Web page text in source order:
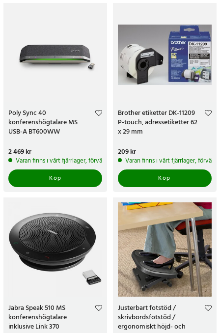
Poly Sync 40
konferenshögtalare MS
USB-A BT600WW
Pris:2 469 kr
2 469 kr
Varan finns i vårt fjärrlager, förväntas skickas inom 5-7 arbetsdagar
Köp
Brother etiketter DK-11209
P-touch, adressetiketter 62
x 29 mm
Pris:209 kr
209 kr
Varan finns i vårt fjärrlager,
Köp
Jabra Speak 510 MS
konferenshögtalare
inklusive Link 370
Justerbart fotstöd /
skrivbordsfotstöd /
ergonomiskt höjd- och